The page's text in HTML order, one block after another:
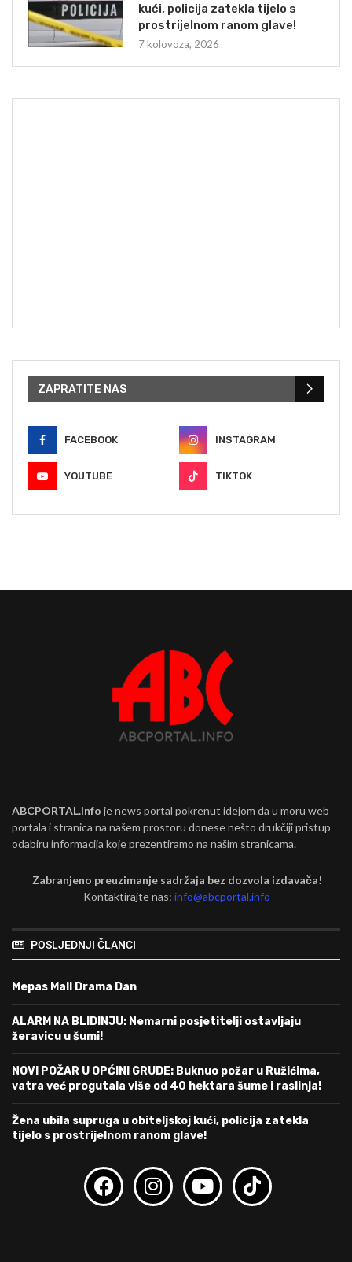
kući, policija zatekla tijelo s
prostrijelnom ranom glave!
7 kolovoza, 2026
ZAPRATITE NAS
FACEBOOK INSTAGRAM
YOUTUBE TIKTOK
ABCPORTAL.info je news portal pokrenut idejom da u moru web
portala i stranica na našem prostoru donese nešto drukčiji pristup
odabiru informacija koje prezentiramo na našim stranicama.
Zabranjeno preuzimanje sadržaja bez dozvola izdavača!
Kontaktirajte nas:info@abcportal.info
POSLJEDNJI ČLANCI
Mepas Mall Drama Dan
ALARM NA BLIDINJU: Nemarni posjetitelji ostavljaju
žeravicu u šumi!
NOVI POŽAR U OPĆINI GRUDE: Buknuo požar u Ružićima,
vatra već progutala više od 40 hektara šume i raslinja!
Žena ubila supruga u obiteljskoj kući, policija zatekla
tijelo s prostrijelnom ranom glave!